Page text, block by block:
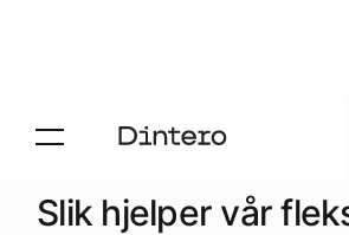
Aktuelt Blogg
Slik hjelper vår